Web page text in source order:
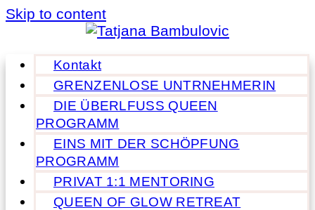
Skip to content
Kontakt
GRENZENLOSE UNTRNEHMERIN
DIE ÜBERLFUSS QUEEN
PROGRAMM
EINS MIT DER SCHÖPFUNG
PROGRAMM
PRIVAT 1:1 MENTORING
QUEEN OF GLOW RETREAT